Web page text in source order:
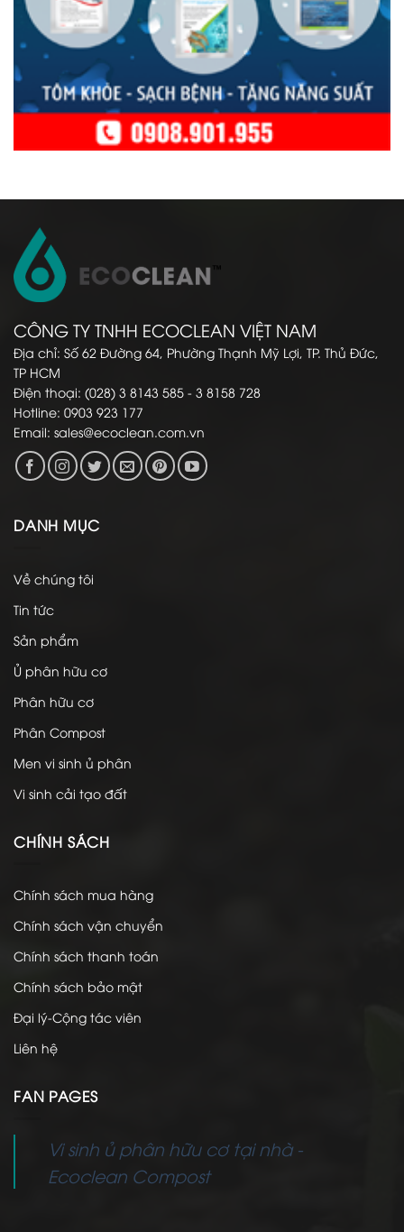
CÔNG TY TNHH ECOCLEAN VIỆT NAM
Địa chỉ: Số 62 Đường 64, Phường Thạnh Mỹ Lợi, TP. Thủ Đức,
TP HCM
Điện thoại: (028) 3 8143 585 - 3 8158 728
Hotline: 0903 923 177
Email: sales@ecoclean.com.vn
DANH MỤC
Về chúng tôi
Tin tức
Sản phẩm
Ủ phân hữu cơ
Phân hữu cơ
Phân Compost
Men vi sinh ủ phân
Vi sinh cải tạo đất
CHÍNH SÁCH
Chính sách mua hàng
Chính sách vận chuyển
Chính sách thanh toán
Chính sách bảo mật
Đại lý-Cộng tác viên
Liên hệ
FAN PAGES
Vi sinh ủ phân hữu cơ tại nhà -
Ecoclean Compost